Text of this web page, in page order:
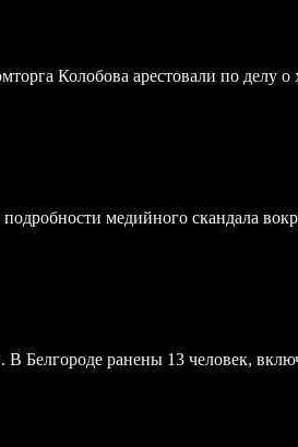
Колобова арестовали по делу
медийного скандала
Белгороде ранены 13 человек,